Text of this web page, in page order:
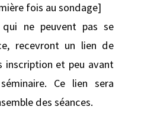
fois au sondage]
ne peuvent pas se
recevront un lien de
inscription et peu avant
Ce lien sera
des séances.